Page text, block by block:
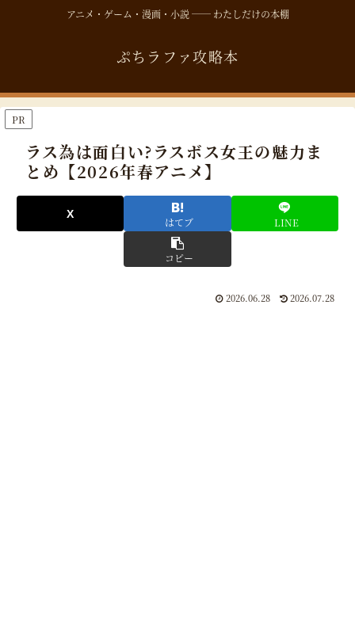
アニメ・ゲーム・漫画・小説 ── わたしだけの本棚
ぷちラファ攻略本
PR
ラス為は面白い?ラスボス女王の魅力ま
とめ【2026年春アニメ】
はてブ LINE
コピー
2026.06.28 2026.07.28